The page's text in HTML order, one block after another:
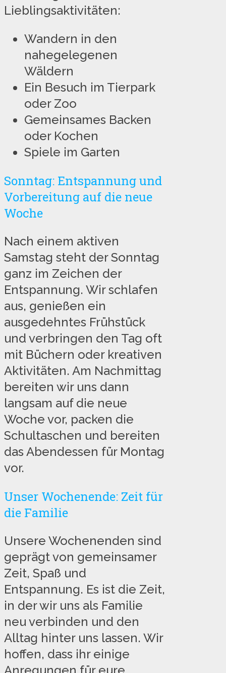
Lieblingsaktivitäten:
Wandern in den
nahegelegenen
Wäldern
Ein Besuch im Tierpark
oder Zoo
Gemeinsames Backen
oder Kochen
Spiele im Garten
Sonntag: Entspannung und
Vorbereitung auf die neue
Woche
Nach einem aktiven
Samstag steht der Sonntag
ganz im Zeichen der
Entspannung. Wir schlafen
aus, genießen ein
ausgedehntes Frühstück
und verbringen den Tag oft
mit Büchern oder kreativen
Aktivitäten. Am Nachmittag
bereiten wir uns dann
langsam auf die neue
Woche vor, packen die
Schultaschen und bereiten
das Abendessen für Montag
vor.
Unser Wochenende: Zeit für
die Familie
Unsere Wochenenden sind
geprägt von gemeinsamer
Zeit, Spaß und
Entspannung. Es ist die Zeit,
in der wir uns als Familie
neu verbinden und den
Alltag hinter uns lassen. Wir
hoffen, dass ihr einige